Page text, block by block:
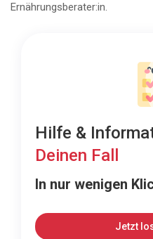
Ernährungsberater:in.
Hilfe &
Deinen Fall
In nur wenigen
Jetzt